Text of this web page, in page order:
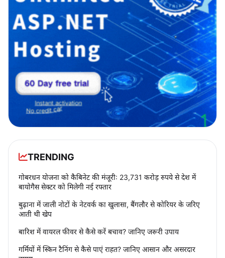
TRENDING
गोबरधन योजना को कैबिनेट की मंजूरी: 23,731 करोड़ रुपये से देश में
बायोगैस सेक्टर को मिलेगी नई रफ्तार
बुढ़ाना में जाली नोटों के नेटवर्क का खुलासा, बैंगलौर से कोरियर के जरिए
आती थी खेप
बारिश में वायरल फीवर से कैसे करें बचाव? जानिए जरूरी उपाय
गर्मियों में स्किन टैनिंग से कैसे पाएं राहत? जानिए आसान और असरदार